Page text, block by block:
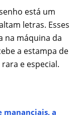
está um
letras. Esses
na máquina da
a estampa de
e especial.
a